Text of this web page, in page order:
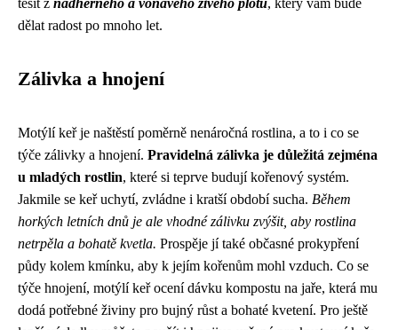
těšit z nádherného a voňavého živého plotu, který vám bude
dělat radost po mnoho let.
Zálivka a hnojení
Motýlí keř je naštěstí poměrně nenáročná rostlina, a to i co se
týče zálivky a hnojení. Pravidelná zálivka je důležitá zejména
u mladých rostlin, které si teprve budují kořenový systém.
Jakmile se keř uchytí, zvládne i kratší období sucha. Během
horkých letních dnů je ale vhodné zálivku zvýšit, aby rostlina
netrpěla a bohatě kvetla. Prospěje jí také občasné prokypření
půdy kolem kmínku, aby k jejím kořenům mohl vzduch. Co se
týče hnojení, motýlí keř ocení dávku kompostu na jaře, která mu
dodá potřebné živiny pro bujný růst a bohaté kvetení. Pro ještě